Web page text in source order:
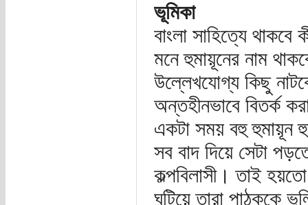
ভূমিকা
বাংলা সাহিত্যে থাকবে
মনে হুমায়ূনের নাম
উল্লেখযোগ্য কিছু
অন্তহীনভাবে বিতর্ক
একটা সময় বহু হুমায়ূন
সব বাদ দিয়ে সেটা
কল্পবিলাসী। তাই
ঘটিয়ে তারা পাঠককে